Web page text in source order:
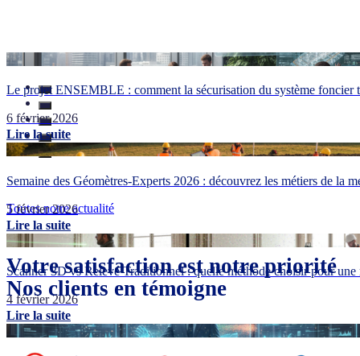
Le projet ENSEMBLE : comment la sécurisation du système foncier
6 février 2026
Lire la suite
Semaine des Géomètres-Experts 2026 : découvrez les métiers de la
5 février 2026
Lire la suite
Scanner 3D vs Relevé Traditionnel : quelle méthode choisir pour
4 février 2026
Lire la suite
Toutes notre actualité
Votre satisfaction est notre priorité
Nos clients en témoigne